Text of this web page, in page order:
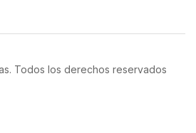
Todos los derechos reservados